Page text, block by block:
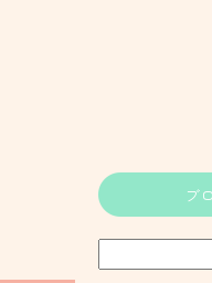
ブ